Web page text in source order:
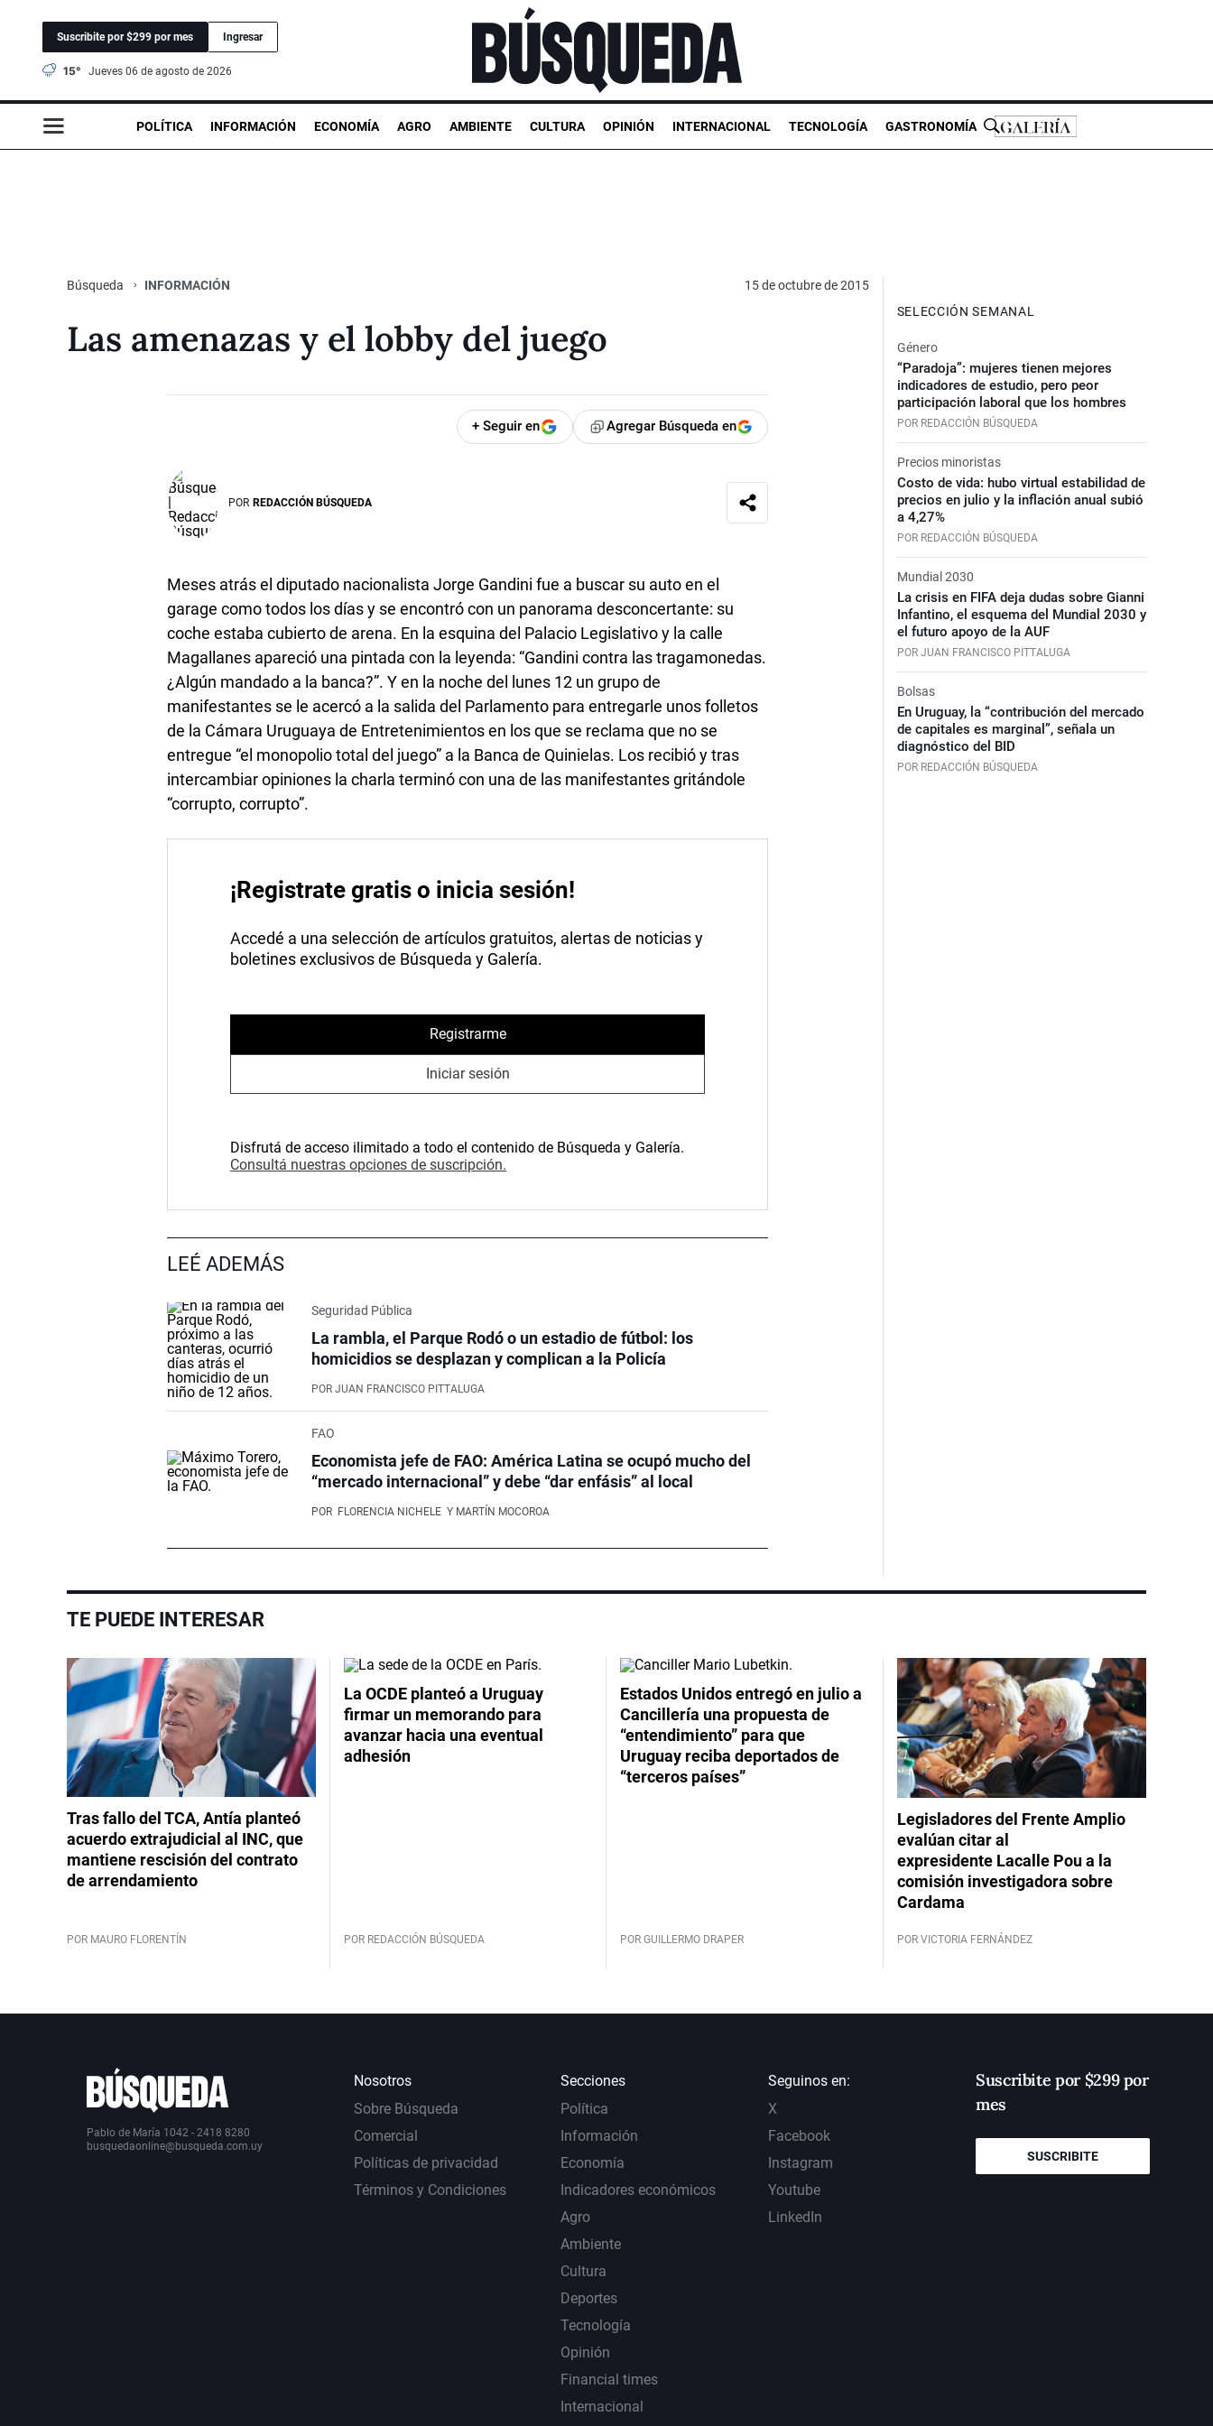
Suscribite por $299 por mes Ingresar
15° jueves 06 de agosto de 2026
POLÍTICA INFORMACIÓN ECONOMÍA AGRO AMBIENTE CULTURA OPINIÓN INTERNACIONAL TECNOLOGÍA GASTRONOMÍA
Búsqueda INFORMACIÓN 15 de octubre de 2015
Las amenazas y el lobby del juego
+ Seguir en Agregar Búsqueda en
POR REDACCIÓN BÚSQUEDA
Meses atrás el diputado nacionalista Jorge Gandini fue a buscar su auto en el
garage como todos los días y se encontró con un panorama desconcertante: su
coche estaba cubierto de arena. En la esquina del Palacio Legislativo y la calle
Magallanes apareció una pintada con la leyenda: “Gandini contra las tragamonedas.
¿Algún mandado a la banca?”. Y en la noche del lunes 12 un grupo de
manifestantes se le acercó a la salida del Parlamento para entregarle unos folletos
de la Cámara Uruguaya de Entretenimientos en los que se reclama que no se
entregue “el monopolio total del juego” a la Banca de Quinielas. Los recibió y tras
intercambiar opiniones la charla terminó con una de las manifestantes gritándole
“corrupto, corrupto”.
¡Registrate gratis o inicia sesión!
Accedé a una selección de artículos gratuitos, alertas de noticias y
boletines exclusivos de Búsqueda y Galería.
Registrarme
Iniciar sesión
Disfrutá de acceso ilimitado a todo el contenido de Búsqueda y Galería.
Consultá nuestras opciones de suscripción.
LEÉ ADEMÁS
Seguridad Pública
La rambla, el Parque Rodó o un estadio de fútbol: los
homicidios se desplazan y complican a la Policía
POR JUAN FRANCISCO PITTALUGA
FAO
Economista jefe de FAO: América Latina se ocupó mucho del
“mercado internacional” y debe “dar enfásis” al local
POR FLORENCIA NICHELE Y MARTÍN MOCOROA
SELECCIÓN SEMANAL
Género
“Paradoja”: mujeres tienen mejores
indicadores de estudio, pero peor
participación laboral que los hombres
POR REDACCIÓN BÚSQUEDA
Precios minoristas
Costo de vida: hubo virtual estabilidad de
precios en julio y la inflación anual subió
a 4,27%
POR REDACCIÓN BÚSQUEDA
Mundial 2030
La crisis en FIFA deja dudas sobre Gianni
Infantino, el esquema del Mundial 2030 y
el futuro apoyo de la AUF
POR JUAN FRANCISCO PITTALUGA
Bolsas
En Uruguay, la “contribución del mercado
de capitales es marginal”, señala un
diagnóstico del BID
POR REDACCIÓN BÚSQUEDA
TE PUEDE INTERESAR
Tras fallo del TCA, Antía planteó
acuerdo extrajudicial al INC, que
mantiene rescisión del contrato
de arrendamiento
POR MAURO FLORENTÍN
La OCDE planteó a Uruguay
firmar un memorando para
avanzar hacia una eventual
adhesión
POR REDACCIÓN BÚSQUEDA
Estados Unidos entregó en julio a
Cancillería una propuesta de
“entendimiento” para que
Uruguay reciba deportados de
“terceros países”
POR GUILLERMO DRAPER
Legisladores del Frente Amplio
evalúan citar al
expresidente Lacalle Pou a la
comisión investigadora sobre
Cardama
POR VICTORIA FERNÁNDEZ
Pablo de María 1042 - 2418 8280
busquedaonline@busqueda.com.uy
Nosotros
Sobre Búsqueda
Comercial
Políticas de privacidad
Términos y Condiciones
Secciones
Política
Información
Economía
Indicadores económicos
Agro
Ambiente
Cultura
Deportes
Tecnología
Opinión
Financial times
Internacional
Seguinos en:
X
Facebook
Instagram
Youtube
LinkedIn
Suscribite por $299 por
mes
SUSCRIBITE